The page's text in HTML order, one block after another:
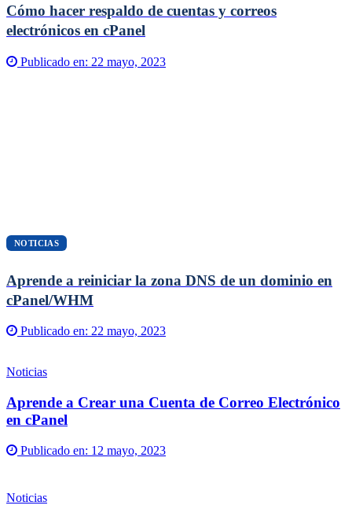
Cómo hacer respaldo de cuentas y correos
electrónicos en cPanel
Publicado en: 22 mayo, 2023
NOTICIAS
Aprende a reiniciar la zona DNS de un dominio en
cPanel/WHM
Publicado en: 22 mayo, 2023
Noticias
Aprende a Crear una Cuenta de Correo Electrónico
en cPanel
Publicado en: 12 mayo, 2023
Noticias